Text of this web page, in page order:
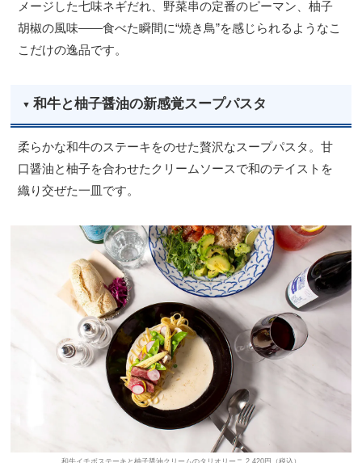
メージした七味ネギだれ、野菜串の定番のピーマン、柚子
胡椒の風味――食べた瞬間に“焼き鳥”を感じられるようなこ
こだけの逸品です。
和牛と柚子醤油の新感覚スープパスタ
柔らかな和牛のステーキをのせた贅沢なスープパスタ。甘
口醤油と柚子を合わせたクリームソースで和のテイストを
織り交ぜた一皿です。